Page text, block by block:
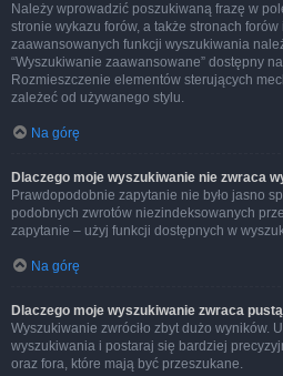
Należy wprowadzić poszukiwaną frazę w
stronie wykazu forów, a także stronach
zaawansowanych funkcji wyszukiwania
“Wyszukiwanie zaawansowane” dostępny
Rozmieszczenie elementów sterujących
zależeć od używanego stylu.
Na górę
Dlaczego moje wyszukiwanie nie zwraca
Prawdopodobnie zapytanie nie było jasno
podobnych zwrotów niezindeksowanych
zapytanie – użyj funkcji dostępnych w
Na górę
Dlaczego moje wyszukiwanie zwraca
Wyszukiwanie zwróciło zbyt dużo wyników.
wyszukiwania i postaraj się bardziej
oraz fora, które mają być przeszukane.